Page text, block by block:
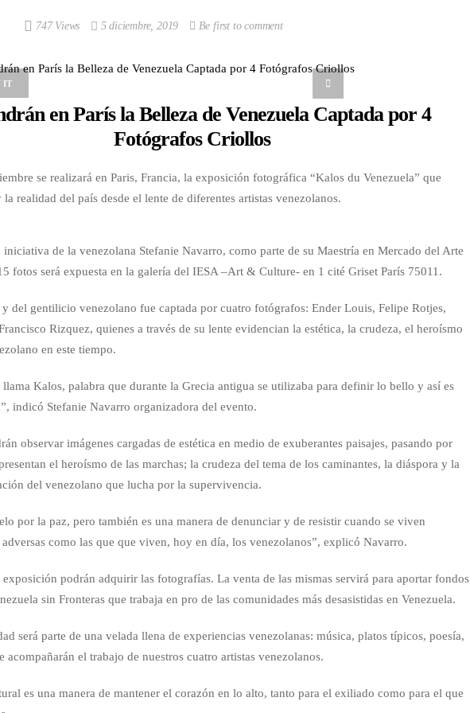
747 Views 5 diciembre, 2019 Be first to comment
IT
en París la Belleza de Venezuela Captada por 4
Fotógrafos Criollos
se realizará en Paris, Francia, la exposición fotográfica “Kalos du Venezuela” que
la realidad del país desde el lente de diferentes artistas venezolanos.
iniciativa de la venezolana Stefanie Navarro, como parte de su Maestría en Mercado del Arte
fotos será expuesta en la galería del IESA –Art & Culture- en 1 cité Griset París 75011.
del gentilicio venezolano fue captada por cuatro fotógrafos: Ender Louis, Felipe Rotjes,
Rizquez, quienes a través de su lente evidencian la estética, la crudeza, el heroísmo
en este tiempo.
Kalos, palabra que durante la Grecia antigua se utilizaba para definir lo bello y así es
indicó Stefanie Navarro organizadora del evento.
observar imágenes cargadas de estética en medio de exuberantes paisajes, pasando por
el heroísmo de las marchas; la crudeza del tema de los caminantes, la diáspora y la
del venezolano que lucha por la supervivencia.
por la paz, pero también es una manera de denunciar y de resistir cuando se viven
como las que que viven, hoy en día, los venezolanos”, explicó Navarro.
exposición podrán adquirir las fotografías. La venta de las mismas servirá para aportar fondos
sin Fronteras que trabaja en pro de las comunidades más desasistidas en Venezuela.
será parte de una velada llena de experiencias venezolanas: música, platos típicos, poesía,
acompañarán el trabajo de nuestros cuatro artistas venezolanos.
es una manera de mantener el corazón en lo alto, tanto para el exiliado como para el que